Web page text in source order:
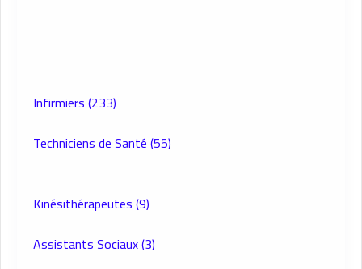
(233) Infirmiers
(55) Techniciens de Santé
(9) Kinésithérapeutes
(3) Assistants Sociaux